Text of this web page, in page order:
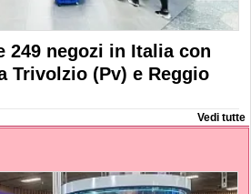
249 negozi in Italia con
Trivolzio (Pv) e Reggio
Vedi tutte